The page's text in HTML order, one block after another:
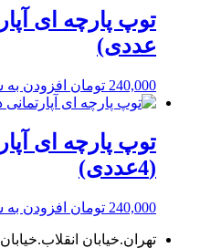
عددی)
240,000 تومان افزودن به
توپ پارچه ای
(4عددی)
240,000 تومان افزودن به